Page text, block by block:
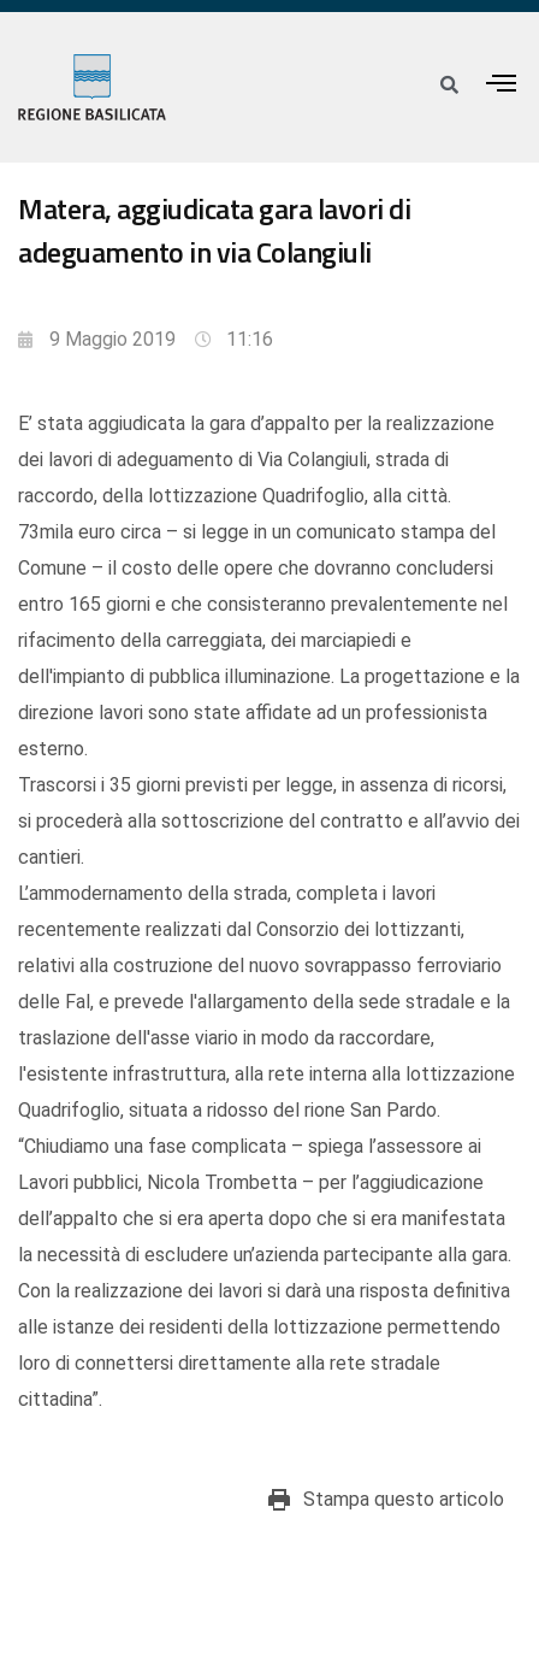
Matera, aggiudicata gara lavori di
adeguamento in via Colangiuli
9 Maggio 2019 11:16
E’ stata aggiudicata la gara d’appalto per la realizzazione
dei lavori di adeguamento di Via Colangiuli, strada di
raccordo, della lottizzazione Quadrifoglio, alla città.
73mila euro circa – si legge in un comunicato stampa del
Comune – il costo delle opere che dovranno concludersi
entro 165 giorni e che consisteranno prevalentemente nel
rifacimento della carreggiata, dei marciapiedi e
dell'impianto di pubblica illuminazione. La progettazione e la
direzione lavori sono state affidate ad un professionista
esterno.
Trascorsi i 35 giorni previsti per legge, in assenza di ricorsi,
si procederà alla sottoscrizione del contratto e all’avvio dei
cantieri.
L’ammodernamento della strada, completa i lavori
recentemente realizzati dal Consorzio dei lottizzanti,
relativi alla costruzione del nuovo sovrappasso ferroviario
delle Fal, e prevede l'allargamento della sede stradale e la
traslazione dell'asse viario in modo da raccordare,
l'esistente infrastruttura, alla rete interna alla lottizzazione
Quadrifoglio, situata a ridosso del rione San Pardo.
“Chiudiamo una fase complicata – spiega l’assessore ai
Lavori pubblici, Nicola Trombetta – per l’aggiudicazione
dell’appalto che si era aperta dopo che si era manifestata
la necessità di escludere un’azienda partecipante alla gara.
Con la realizzazione dei lavori si darà una risposta definitiva
alle istanze dei residenti della lottizzazione permettendo
loro di connettersi direttamente alla rete stradale
cittadina”.
Stampa questo articolo